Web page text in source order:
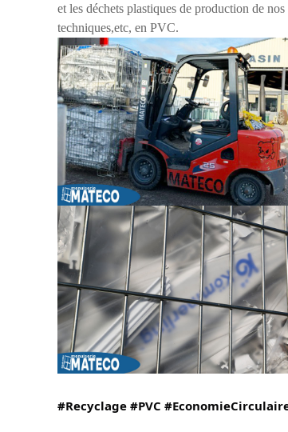
et les déchets plastiques de production de
techniques,etc, en PVC.
#Recyclage #PVC